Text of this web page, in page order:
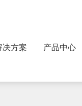
决方案 产品中心